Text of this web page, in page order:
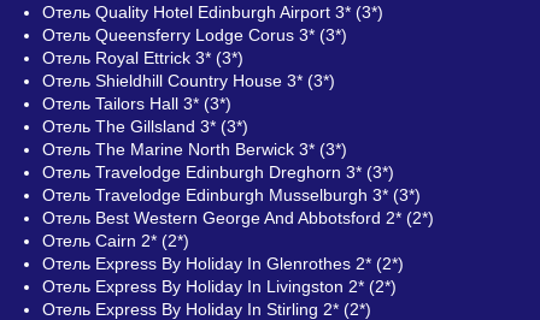
Отель Quality Hotel Edinburgh Airport 3* (3*)
Отель Queensferry Lodge Corus 3* (3*)
Отель Royal Ettrick 3* (3*)
Отель Shieldhill Country House 3* (3*)
Отель Tailors Hall 3* (3*)
Отель The Gillsland 3* (3*)
Отель The Marine North Berwick 3* (3*)
Отель Travelodge Edinburgh Dreghorn 3* (3*)
Отель Travelodge Edinburgh Musselburgh 3* (3*)
Отель Best Western George And Abbotsford 2* (2*)
Отель Cairn 2* (2*)
Отель Express By Holiday In Glenrothes 2* (2*)
Отель Express By Holiday In Livingston 2* (2*)
Отель Express By Holiday In Stirling 2* (2*)